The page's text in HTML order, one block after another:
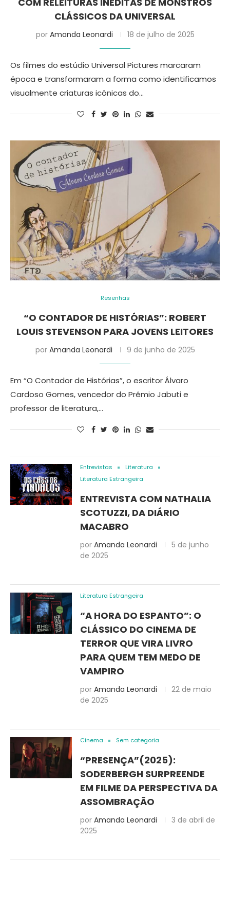
CLÁSSICOS DA UNIVERSAL
por Amanda Leonardi 18 de julho de 2025
Os filmes do estúdio Universal Pictures marcaram
época e transformaram a forma como identificamos
visualmente criaturas icônicas do…
Resenhas
“O CONTADOR DE HISTÓRIAS”: ROBERT
LOUIS STEVENSON PARA JOVENS LEITORES
por Amanda Leonardi 9 de junho de 2025
Em “O Contador de Histórias”, o escritor Álvaro
Cardoso Gomes, vencedor do Prêmio Jabuti e
professor de literatura,…
Entrevistas
Literatura
Literatura Estrangeira
ENTREVISTA COM NATHALIA
SCOTUZZI, DA DIÁRIO
MACABRO
por Amanda Leonardi
5 de junho
de 2025
Literatura Estrangeira
“A HORA DO ESPANTO”: O
CLÁSSICO DO CINEMA DE
TERROR QUE VIRA LIVRO
PARA QUEM TEM MEDO DE
VAMPIRO
por Amanda Leonardi
22 de maio
de 2025
Cinema Sem categoria
“PRESENÇA”(2025):
SODERBERGH SURPREENDE
EM FILME DA PERSPECTIVA DA
ASSOMBRAÇÃO
por Amanda Leonardi
3 de abril de
2025